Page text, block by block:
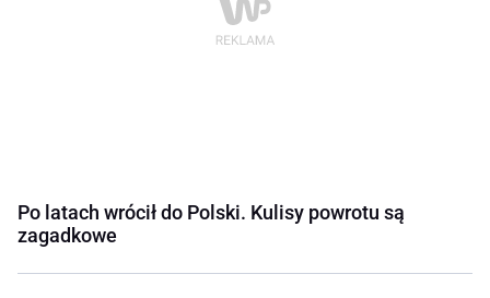
Po latach wrócił do Polski. Kulisy powrotu są
zagadkowe